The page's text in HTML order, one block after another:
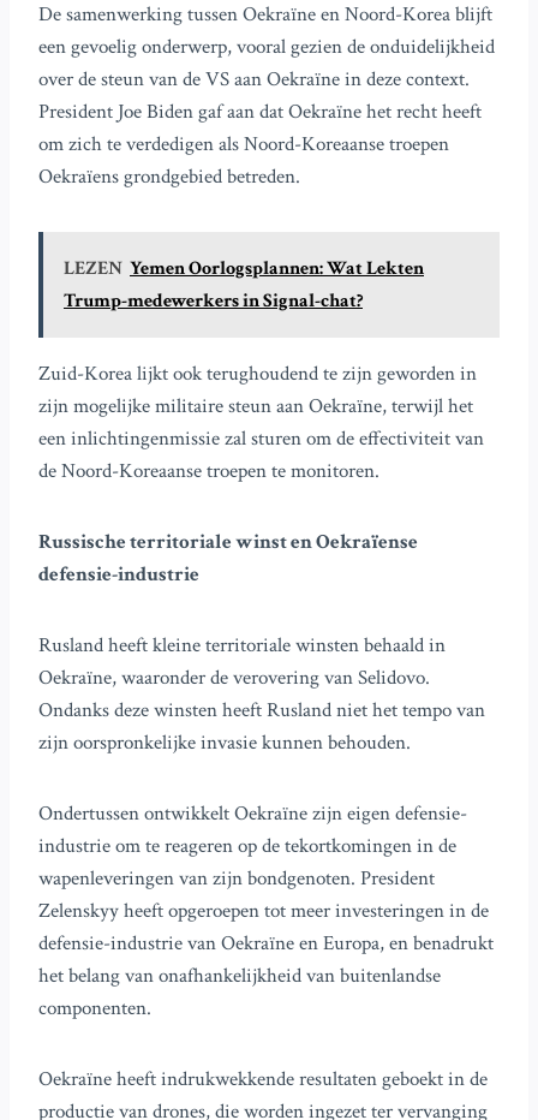
De samenwerking tussen Oekraïne en Noord-Korea blijft
een gevoelig onderwerp, vooral gezien de onduidelijkheid
over de steun van de VS aan Oekraïne in deze context.
President Joe Biden gaf aan dat Oekraïne het recht heeft
om zich te verdedigen als Noord-Koreaanse troepen
Oekraïens grondgebied betreden.
LEZEN Yemen Oorlogsplannen: Wat Lekten
Trump-medewerkers in Signal-chat?
Zuid-Korea lijkt ook terughoudend te zijn geworden in
zijn mogelijke militaire steun aan Oekraïne, terwijl het
een inlichtingenmissie zal sturen om de effectiviteit van
de Noord-Koreaanse troepen te monitoren.
Russische territoriale winst en Oekraïense
defensie-industrie
Rusland heeft kleine territoriale winsten behaald in
Oekraïne, waaronder de verovering van Selidovo.
Ondanks deze winsten heeft Rusland niet het tempo van
zijn oorspronkelijke invasie kunnen behouden.
Ondertussen ontwikkelt Oekraïne zijn eigen defensie-
industrie om te reageren op de tekortkomingen in de
wapenleveringen van zijn bondgenoten. President
Zelenskyy heeft opgeroepen tot meer investeringen in de
defensie-industrie van Oekraïne en Europa, en benadrukt
het belang van onafhankelijkheid van buitenlandse
componenten.
Oekraïne heeft indrukwekkende resultaten geboekt in de
productie van drones, die worden ingezet ter vervanging